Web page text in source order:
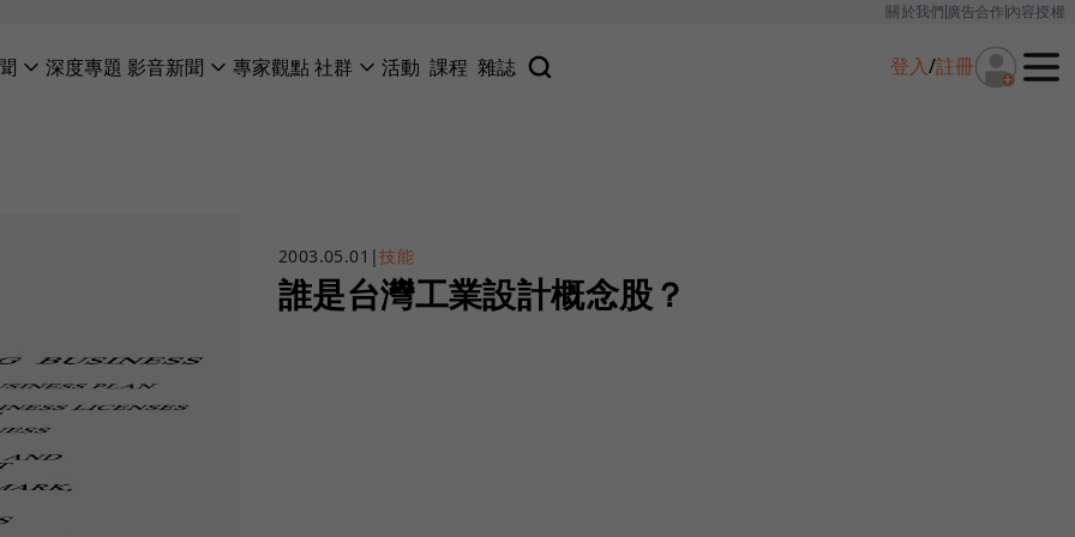
關於我們廣告合作內容授權
深度專題 影音新聞 專家觀點社群 活動 課程 雜誌 登入/註冊
2003.05.01 |技能
誰是台灣工業設計概念股？